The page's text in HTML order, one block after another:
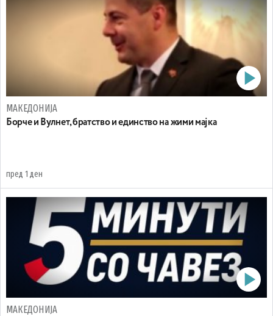
МАКЕДОНИЈА
Борче и Вулнет, братство и единство на жими мајка
пред 1 ден
МАКЕДОНИЈА